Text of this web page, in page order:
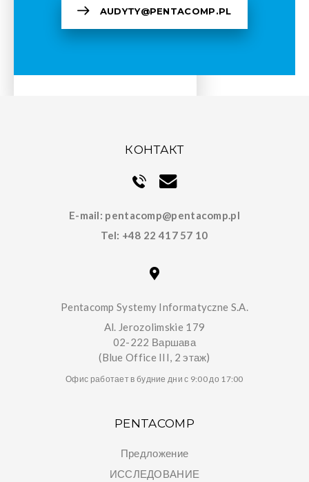
AUDYTY@PENTACOMP.PL
КОНТАКТ
E-mail: pentacomp@pentacomp.pl
Tel: +48 22 417 57 10
Pentacomp Systemy Informatyczne S.A.
Al. Jerozolimskie 179
02-222 Варшава
(Blue Office III, 2 этаж)
Офис работает в будние дни с 9:00 до 17:00
PENTACOMP
Предложение
ИССЛЕДОВАНИЕ